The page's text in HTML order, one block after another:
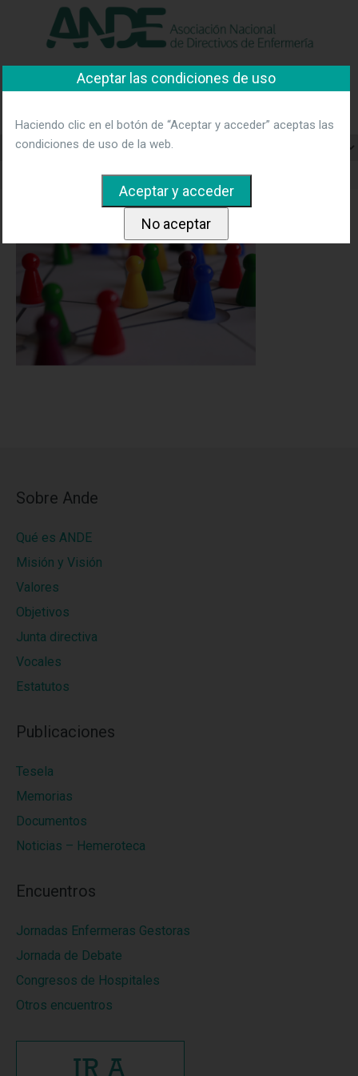
"Ver política"
Asociación Nacional de
Home foto-contacta
Sobre Ande
Qué es ANDE
Misión y Visión
Valores
Objetivos
Junta directiva
Vocales
Estatutos
Publicaciones
Tesela
Memorias
Documentos
Noticias – Hemeroteca
Encuentros
Jornadas Enfermeras Gestoras
Jornada de Debate
Congresos de Hospitales
Otros encuentros
Aceptar las condiciones de uso
Haciendo clic en el botón de “Aceptar y acceder” aceptas las
condiciones de uso de la web.